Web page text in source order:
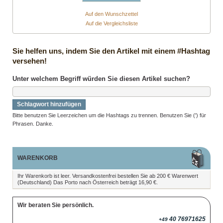
Auf den Wunschzettel
Auf die Vergleichsliste
Sie helfen uns, indem Sie den Artikel mit einem #Hashtag
versehen!
Unter welchem Begriff würden Sie diesen Artikel suchen?
Schlagwort hinzufügen
Bitte benutzen Sie Leerzeichen um die Hashtags zu trennen. Benutzen Sie (') für
Phrasen. Danke.
WARENKORB
Ihr Warenkorb ist leer. Versandkostenfrei bestellen Sie ab 200 € Warenwert
(Deutschland) Das Porto nach Österreich beträgt 16,90 €.
Wir beraten Sie persönlich.
+49 40 76971625